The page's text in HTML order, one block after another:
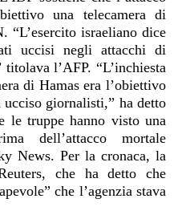
una telecamera di
“L’esercito israeliano dice
uccisi negli attacchi di
l’AFP. “L’inchiesta
di Hamas era l’obiettivo
ucciso giornalisti,” ha detto
le truppe hanno visto una
dell’attacco mortale
News. Per la cronaca, la
che ha detto che
che l’agenzia stava